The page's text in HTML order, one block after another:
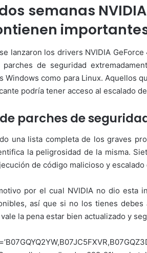
semanas
lanzaron los drivers NVIDIA
parches de seguridad
Windows como para Linux. Aquellos
podría tener acceso al escalado
parches de
una lista completa de los graves
la peligrosidad de la misma.
de código malicioso y
por el cual NVIDIA no dio esta
así que si no los tienes
la pena estar bien actualizado y